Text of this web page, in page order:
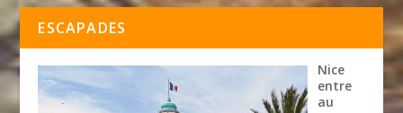
ESCAPADES
Nice
entre
au